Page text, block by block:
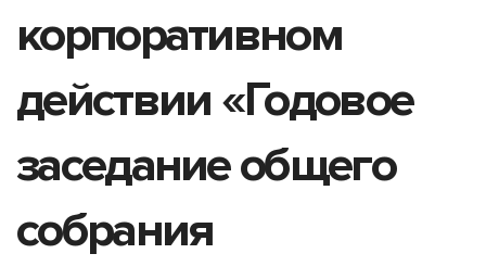
корпоративном
действии «Годовое
заседание общего
собрания